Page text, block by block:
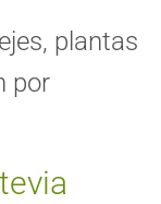
plantas
por